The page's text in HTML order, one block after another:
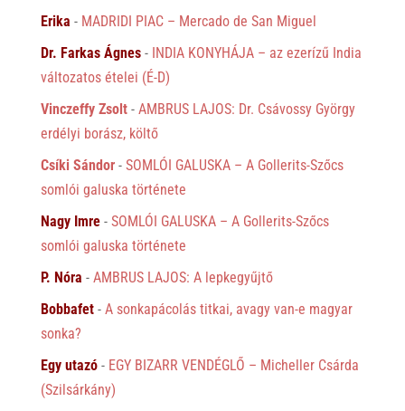
Erika - MADRIDI PIAC – Mercado de San Miguel
Dr. Farkas Ágnes- INDIA KONYHÁJA – az ezerízű India
változatos ételei (É-D)
Vinczeffy Zsolt- AMBRUS LAJOS: Dr. Csávossy György
erdélyi borász, költő
Csíki Sándor- SOMLÓI GALUSKA – A Gollerits-Szőcs
somlói galuska története
Nagy Imre- SOMLÓI GALUSKA – A Gollerits-Szőcs
somlói galuska története
P. Nóra - AMBRUS LAJOS: A lepkegyűjtő
Bobbafet- A sonkapácolás titkai, avagy van-e magyar
sonka?
Egy utazó- EGY BIZARR VENDÉGLŐ – Micheller Csárda
(Szilsárkány)